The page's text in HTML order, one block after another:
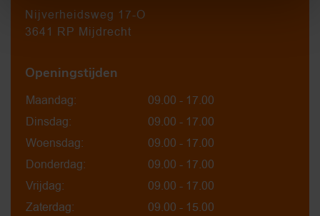
Nijverheidsweg 17-O
3641 RP Mijdrecht
Openingstijden
Maandag:
09.00 - 17.00
Dinsdag:
09.00 - 17.00
Woensdag:
09.00 - 17.00
Donderdag:
09.00 - 17.00
Vrijdag:
09.00 - 17.00
Zaterdag:
09.00 - 15.00